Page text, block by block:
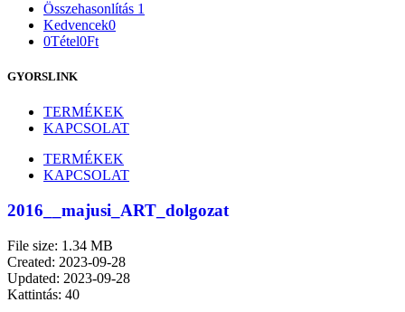
Összehasonlítás 1
Kedvencek0
0Tétel0Ft
GYORSLINK
TERMÉKEK
KAPCSOLAT
TERMÉKEK
KAPCSOLAT
2016__majusi_ART_dolgozat
File size: 1.34 MB
Created: 2023-09-28
Updated: 2023-09-28
Kattintás: 40